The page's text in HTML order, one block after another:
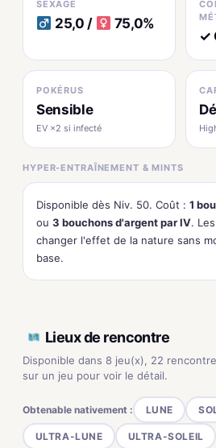
SEXAGE
25,0 / 75,0%
✓
POKÉRUS
Sensible
EV ×2 si infecté
HYPER-ENTRAÎNEMENT & MINTS
Disponible dès Niv. 50. Coût : 1
ou 3 bouchons d'argent par IV. Les
changer l'effet de la nature sans
base.
Lieux de rencontre
Disponible dans 8 jeu(x), 22
sur un jeu pour voir le détail.
Obtenable nativement : LUNE
ULTRA-LUNE ULTRA-SOLEIL